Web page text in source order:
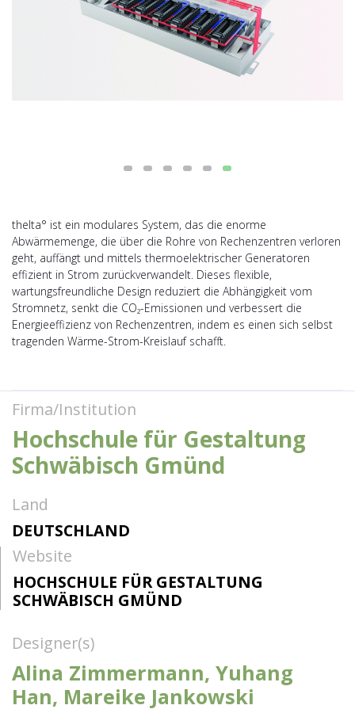
thelta° ist ein modulares System, das die enorme
Abwärmemenge, die über die Rohre von Rechenzentren verloren
geht, auffängt und mittels thermoelektrischer Generatoren
effizient in Strom zurückverwandelt. Dieses flexible,
wartungsfreundliche Design reduziert die Abhängigkeit vom
Stromnetz, senkt die CO₂-Emissionen und verbessert die
Energieeffizienz von Rechenzentren, indem es einen sich selbst
tragenden Wärme-Strom-Kreislauf schafft.
Firma/Institution
Hochschule für Gestaltung
Schwäbisch Gmünd
Land
DEUTSCHLAND
Website
HOCHSCHULE FÜR GESTALTUNG
SCHWÄBISCH GMÜND
Designer(s)
Alina Zimmermann, Yuhang
Han, Mareike Jankowski